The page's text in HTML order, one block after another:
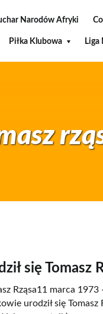
Narodów Afryki
Piłka Klubowa
się Tomasz
Rząsa11 marca 1973
urodził się Tomasz